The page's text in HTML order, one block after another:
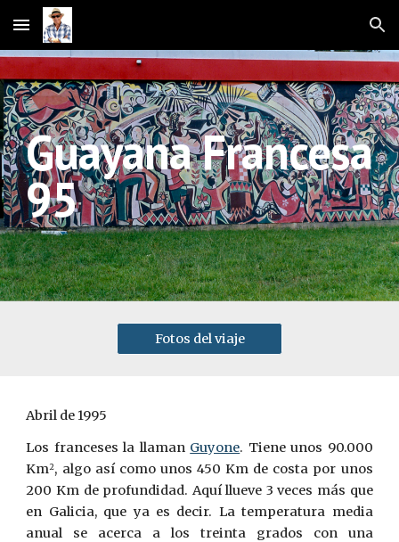
Skip to main content Skip to navigation
Guayana Francesa
95
Fotos del viaje
Abril de 1995
Los franceses la llaman Guyone. Tiene unos 90.000
Km2, algo así como unos 450 Km de costa por unos
200 Km de profundidad. Aquí llueve 3 veces más que
en Galicia, que ya es decir. La temperatura media
anual se acerca a los treinta grados con una